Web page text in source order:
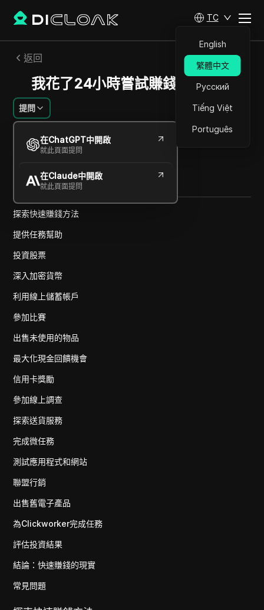
TC
English
繁體中文
Русский
Tiếng Việt
Português
返回
我花了24小時嘗試賺錢的計劃。
提問
在ChatGPT中開啟
就此頁面提問
在Claude中開啟
就此頁面提問
阿列克謝·索羅金
2025年3月 1 分鐘 閱讀
Copy Link
探索快速賺錢方法
提供任務幫助
投資股票
深入加密貨幣
利用線上儲蓄帳戶
參加比賽
出售未使用的物品
最大化現金回饋機會
信用卡獎勵
參加線上調查
探索送貨服務
完成微任務
測試應用程式和網站
聯盟行銷
出售舊電子產品
為Clickworker完成任務
評估投資結果
結論：快速賺錢的現實
常見問題